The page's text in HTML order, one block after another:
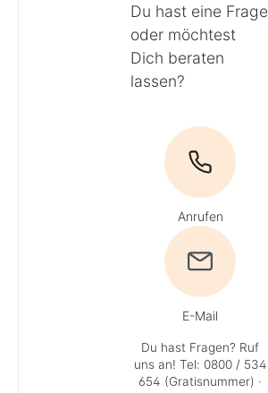
Du hast eine Frage
oder möchtest
Dich beraten
lassen?
Anrufen
E-Mail
Du hast Fragen? Ruf
uns an! Tel: 0800 / 534
654 (Gratisnummer) ·